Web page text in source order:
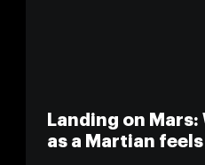
Landing on
as a Martian